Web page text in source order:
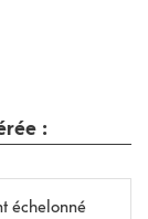
:
échelonné